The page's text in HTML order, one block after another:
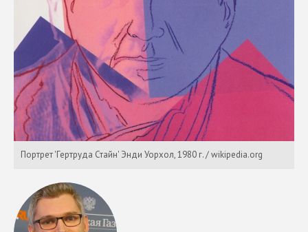
Портрет 'Гертруда Стайн' Энди Уорхол, 1980 г. / wikipedia.org